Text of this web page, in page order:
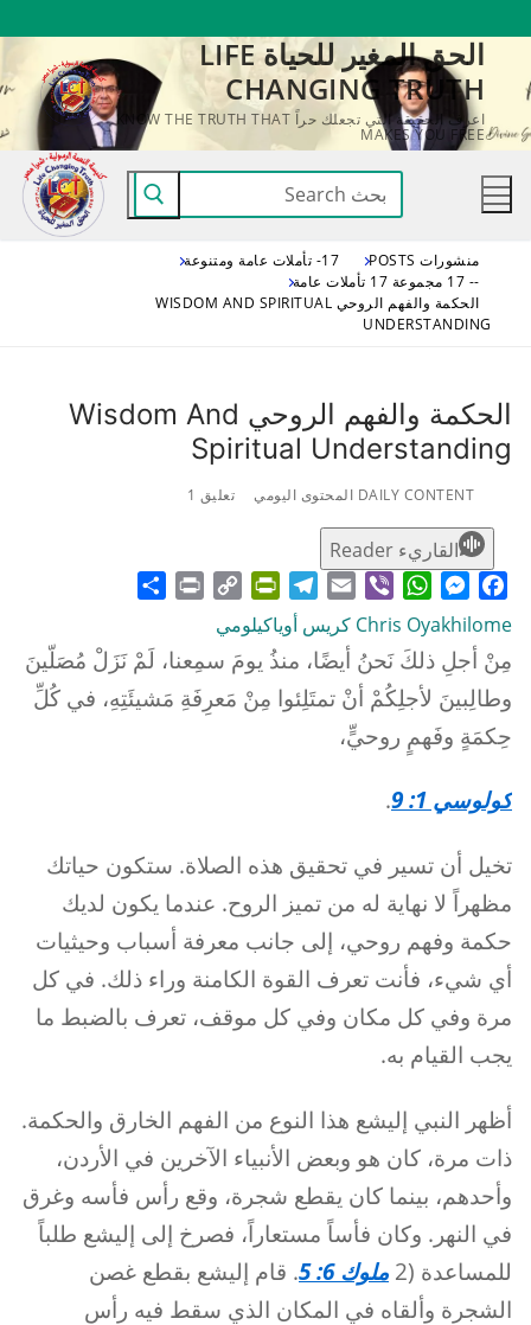
المحتوى
الحق المغير للحياة LIFE
CHANGING TRUTH
اعرف الحقيقة التي تجعلك حراً KNOW THE TRUTH THAT
MAKES YOU FREE
البحث
عن:
منشورات POSTS
17- تأملات عامة ومتنوعة
-- 17 مجموعة 17 تأملات عامة
الحكمة والفهم الروحي WISDOM AND SPIRITUAL
UNDERSTANDING
الحكمة والفهم الروحي Wisdom And
Spiritual Understanding
DAILY CONTENT المحتوى اليومي تعليق 1
القاريء Reader
Facebook
Messenger
WhatsApp
Viber
Email
Telegram
PrintFriendly
Copy
Print
Chris Oyakhilome كريس أوياكيلومي
مِنْ أجلِ ذلكَ نَحنُ أيضًا، منذُ يومَ سمِعنا، لَمْ نَزَلْ مُصَلّينَ
وطالِبينَ لأجلِكُمْ أنْ تمتَلِئوا مِنْ مَعرِفَةِ مَشيئَتِهِ، في كُلِّ
حِكمَةٍ وفَهمٍ روحيٍّ،
كولوسي 1: 9 .
تخيل أن تسير في تحقيق هذه الصلاة. ستكون حياتك
مظهراً لا نهاية له من تميز الروح. عندما يكون لديك
حكمة وفهم روحي، إلى جانب معرفة أسباب وحيثيات
أي شيء، فأنت تعرف القوة الكامنة وراء ذلك. في كل
مرة وفي كل مكان وفي كل موقف، تعرف بالضبط ما
يجب القيام به.
أظهر النبي إليشع هذا النوع من الفهم الخارق والحكمة.
ذات مرة، كان هو وبعض الأنبياء الآخرين في الأردن،
وأحدهم، بينما كان يقطع شجرة، وقع رأس فأسه وغرق
في النهر. وكان فأساً مستعاراً، فصرخ إلى إليشع طلباً
للمساعدة (2
ملوك 6: 5
. قام إليشع بقطع غصن
الشجرة وألقاه في المكان الذي سقط فيه رأس